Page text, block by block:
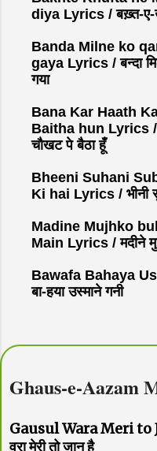
diya Lyrics / बख़्त-ए-
Banda Milne ko
gaya Lyrics / बन्दा
गया
Bana Kar Haath
Baitha hun Lyrics /
चौखट पे बैठा हूँ
Bheeni Suhani
Ki hai Lyrics / भीनी
Madine Mujhko
Main Lyrics / मदीने
Bawafa Bahaya
बा-हया उस्माने गनी
Ghaus-e-Aazam
Gausul Wara Meri to
वरा मेरी तो जान है